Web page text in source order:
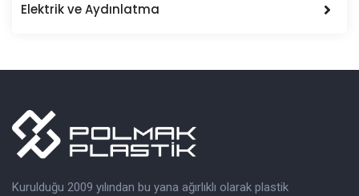
Elektrik ve Aydınlatma
Kurulduğu 2009 yılından bu yana ağırlıklı olarak plastik